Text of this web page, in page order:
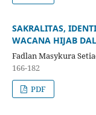
SAKRALITAS,
WACANA HIJAB
Fadlan Masykura
166-182
PDF